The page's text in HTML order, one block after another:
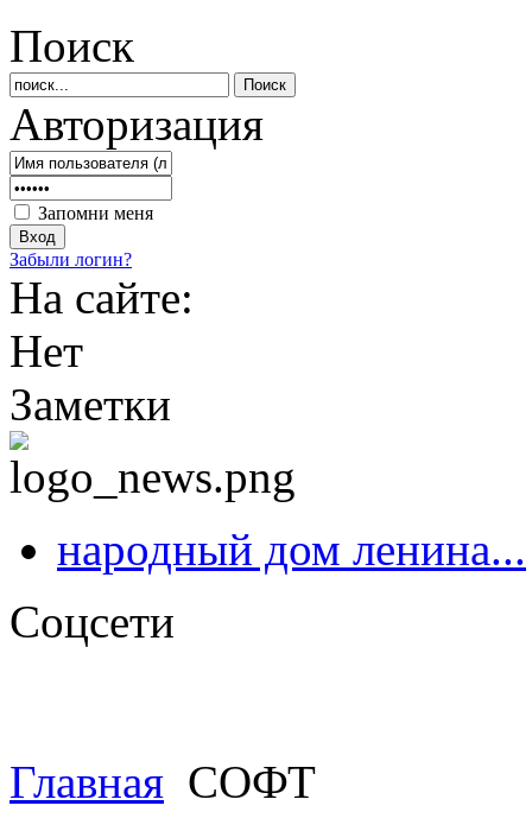
Поиск
Авторизация
Запомни меня
Забыли логин?
На сайте:
Нет
Заметки
народный дом ленина...
Соцсети
Главная СОФТ